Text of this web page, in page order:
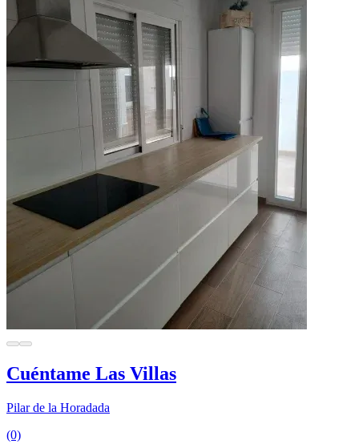
Cuéntame Las Villas
Pilar de la Horadada
(0)